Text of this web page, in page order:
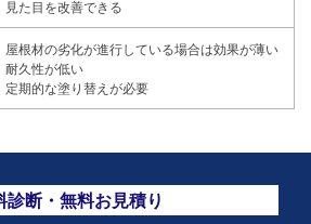
見た目を改善できる
屋根材の劣化が進行している場合は効果が薄い
耐久性が低い
定期的な塗り替えが必要
診断・無料お見積り